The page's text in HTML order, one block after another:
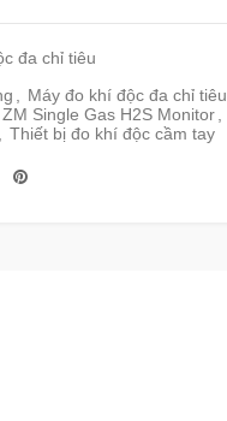
đa chỉ tiêu
, Máy đo khí độc đa chỉ tiêu
Single Gas H2S Monitor ,
, Thiết bị đo khí độc cầm tay